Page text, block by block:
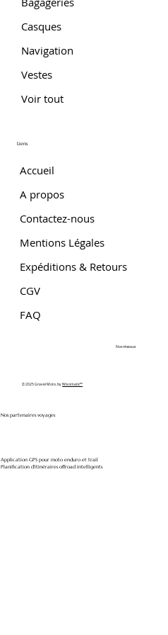
Casques
Navigation
Vestes
Voir tout
Liens
Accueil
A propos
Contactez-nous
Mentions Légales
Expéditions & Retours
CGV
FAQ
Nos partenaires voyages
Application GPS pour moto enduro et trail
Planification d'itinéraires offroad intelligents
© 2025 Gravel Moto. byWixomatic™
Nos réseaux